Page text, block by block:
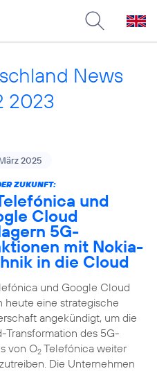
News
2023
2025
ZUKUNFT:
und
Cloud
5G-
mit Nokia-
in die Cloud
und Google Cloud
heute eine strategische
angekündigt, um die
Transformation des 5G-
von O2Telefónica weiter
Die Unternehmen